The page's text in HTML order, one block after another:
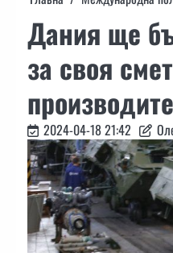
Дания ще
за своя
2024-04-18 21:42